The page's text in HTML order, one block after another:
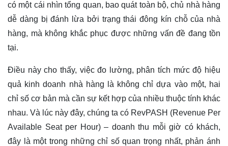
có một cái nhìn tổng quan, bao quát toàn bộ, chủ nhà hàng
dễ dàng bị đánh lừa bởi trạng thái đông kín chỗ của nhà
hàng, mà không khắc phục được những vấn đề đang tồn
tại.
Điều này cho thấy, việc đo lường, phân tích mức độ hiệu
quả kinh doanh nhà hàng là không chỉ dựa vào một, hai
chỉ số cơ bản mà cần sự kết hợp của nhiều thuộc tính khác
nhau. Và lúc này đây, chúng ta có RevPASH (Revenue Per
Available Seat per Hour) – doanh thu mỗi giờ có khách,
đây là một trong những chỉ số quan trọng nhất, phản ánh